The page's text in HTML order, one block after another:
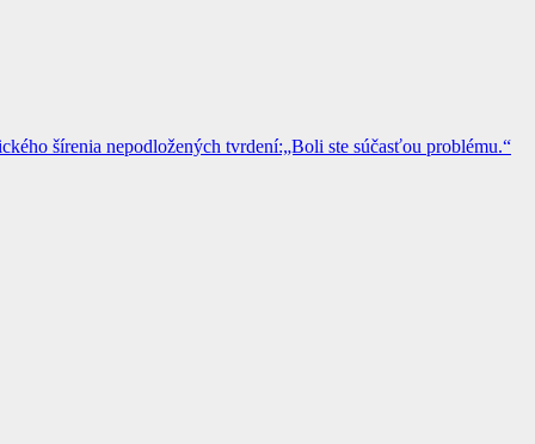
šírenia nepodložených tvrdení:„Boli ste súčasťou problému.“